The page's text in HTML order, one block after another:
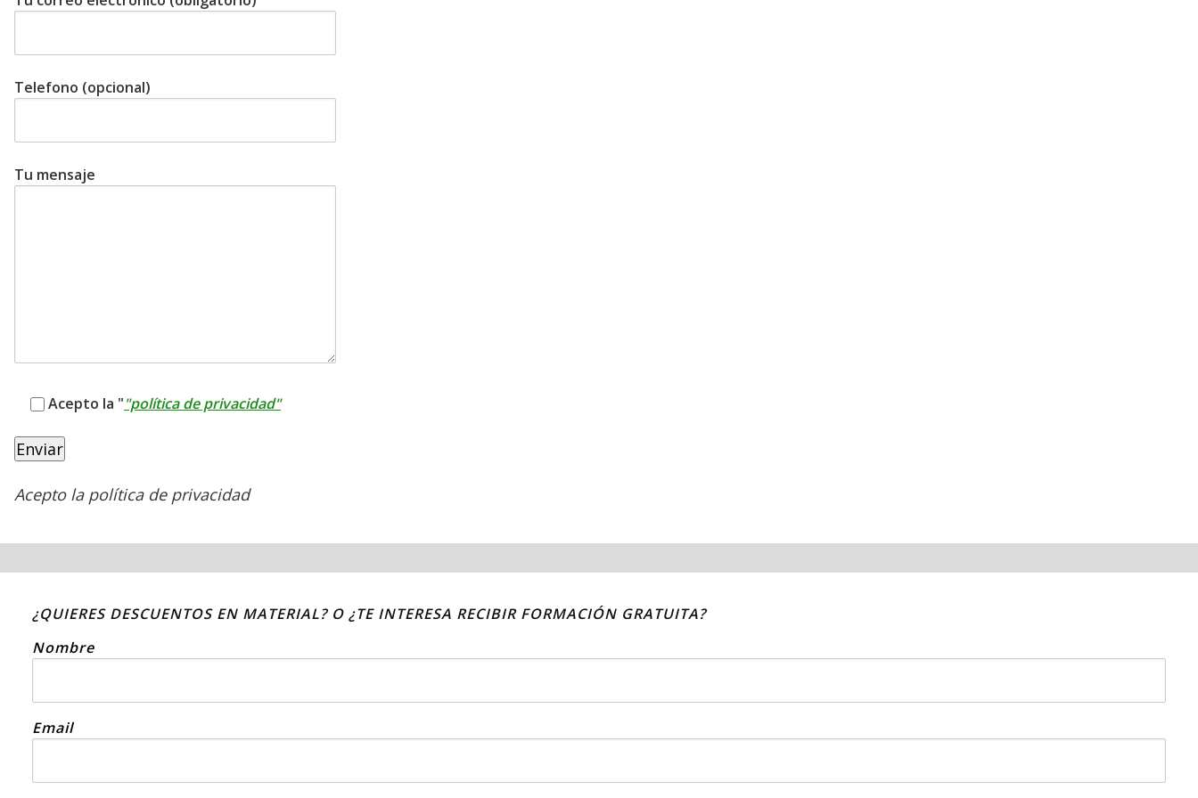
Telefono (opcional)
Tu mensaje
Acepto la ""política de privacidad"
Acepto la política de privacidad
¿QUIERES DESCUENTOS EN MATERIAL? O ¿TE INTERESA RECIBIR FORMACIÓN GRATUITA?
Nombre
Email